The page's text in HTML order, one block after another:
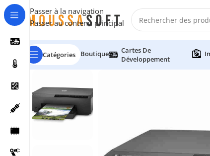
Passer à la navigation
Passer au contenu principal
Catégories Boutique
Cartes De
Développement